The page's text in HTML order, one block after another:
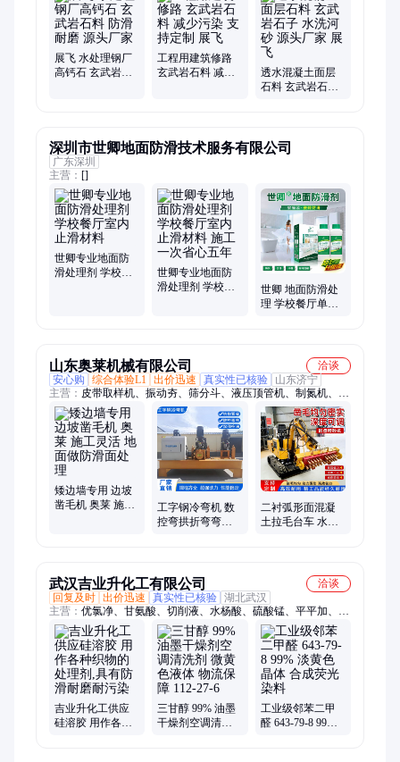
玄武岩、玄武岩石料、玄武岩碎石、玄武岩毛石、玄武岩石粉、
玄武岩道砟、玄武岩米石、玄武岩机制沙、玄武岩机制砂、玄武
岩石硝、高速用玄武岩、高速用玄武岩石子、高铁用玄武岩、高
铁用玄武岩石子、玄武岩05
展飞 水处理钢厂
高钙石 玄武岩石
工程用建筑修路
玄武岩石料 减少
透水混凝土面层
石料 玄武岩石子
深圳市世卿地面防滑技术服务有限公司
广东深圳
主营： []
世卿专业地面防
滑处理剂 学校餐
世卿专业地面防
滑处理剂 学校餐
世卿 地面防滑处
理 学校餐厅单位
山东奥莱机械有限公司
洽谈
安心购
综合体验L1 出价迅速 真实性已核验
山东济宁
主营： 皮带取样机、振动夯、筛分斗、液压顶管机、制氮机、单
轨运输车、激光切割机、沥青拌合机、挖机清淤泵、相贯线切割
机、电磁吸盘、滑移装载机、蒸汽养护机、升降柱、扫地车、混
凝土输送泵、热熔划线机、液压扳手、皮带硫化机、挖机加长
臂、破碎锤、避障式割草机、隧道凿毛机、护栏清洗机、马路吹
风机
矮边墙专用 边坡
凿毛机 奥莱 施工
工字钢冷弯机 数
控弯拱折弯弯弧
二衬弧形面混凝
土拉毛台车 水泥
武汉吉业升化工有限公司
洽谈
回复及时 出价迅速 真实性已核验 湖北武汉
主营： 优氯净、甘氨酸、切削液、水杨酸、硫酸锰、平平加、滑
石粉、牛磺酸、白僵菌、磷酸铁、铵明矾、蛋白胨、碳酸镁、磷
酸铝、戊二醛、纤维素、硫化钠、硫化钡、黄蜂蜡、硫化钙、氯
化锌、氯化锰、氧化锑、氧化锆、氧化锌
吉业升化工供应
硅溶胶 用作各种
三甘醇 99% 油墨
干燥剂空调清洗
工业级邻苯二甲
醛 643-79-8 99%